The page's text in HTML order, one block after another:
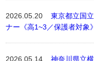
2026.05.20東京都立国
ナー《高1~3／保護者対象
2026.05.14神奈川県立